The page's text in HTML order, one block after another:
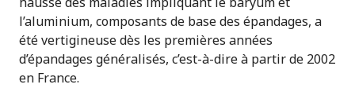
l’aluminium, composants de base des épandages, a
été vertigineuse dès les premières années
d’épandages généralisés, c’est-à-dire à partir de 2002
en France.